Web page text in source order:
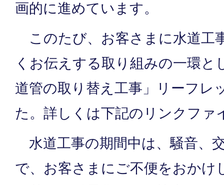
画的に進めています。
このたび、お客さまに水道工
くお伝えする取り組みの一環と
道管の取り替え工事」リーフレ
た。詳しくは下記のリンクファ
水道工事の期間中は、騒音、
で、お客さまにご不便をおかけ